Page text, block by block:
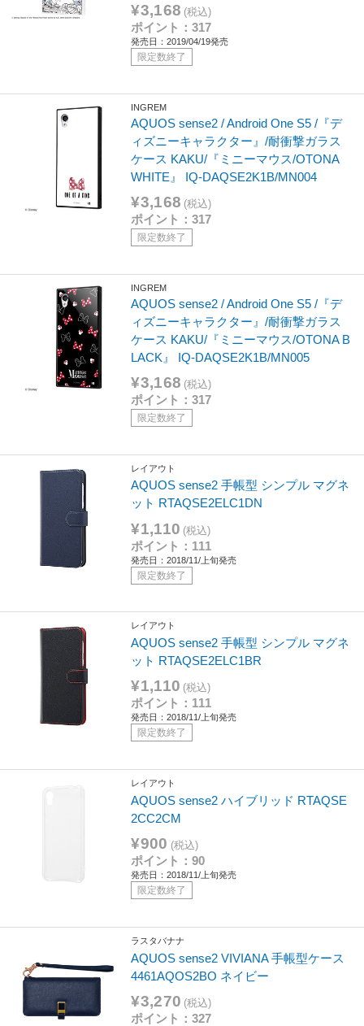
¥3,168 (税込)
ポイント：317
発売日：2019/04/19発売
限定数終了
INGREM
AQUOS sense2 / Android One S5 /『デ
ィズニーキャラクター』/耐衝撃ガラス
ケース KAKU/『ミニーマウス/OTONA
WHITE』 IQ-DAQSE2K1B/MN004
¥3,168 (税込)
ポイント：317
限定数終了
INGREM
AQUOS sense2 / Android One S5 /『デ
ィズニーキャラクター』/耐衝撃ガラス
ケース KAKU/『ミニーマウス/OTONA B
LACK』 IQ-DAQSE2K1B/MN005
¥3,168 (税込)
ポイント：317
限定数終了
レイアウト
AQUOS sense2 手帳型 シンプル マグネ
ット RTAQSE2ELC1DN
¥1,110 (税込)
ポイント：111
発売日：2018/11/上旬発売
限定数終了
レイアウト
AQUOS sense2 手帳型 シンプル マグネ
ット RTAQSE2ELC1BR
¥1,110 (税込)
ポイント：111
発売日：2018/11/上旬発売
限定数終了
レイアウト
AQUOS sense2 ハイブリッド RTAQSE
2CC2CM
¥900 (税込)
ポイント：90
発売日：2018/11/上旬発売
限定数終了
ラスタバナナ
AQUOS sense2 VIVIANA 手帳型ケース
4461AQOS2BO ネイビー
¥3,270 (税込)
ポイント：327